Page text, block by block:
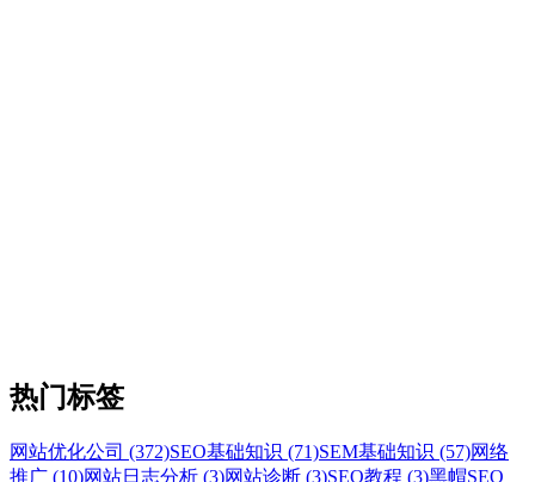
热门标签
网站优化公司 (372)SEO基础知识 (71)SEM基础知识 (57)网络
推广 (10)网站日志分析 (3)网站诊断 (3)SEO教程 (3)黑帽SEO